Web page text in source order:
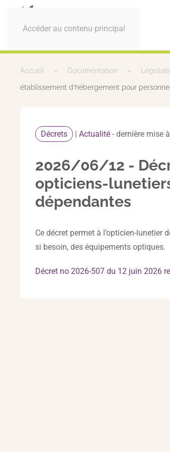
Accéder au contenu principal
Accueil Documentation
établissement d’hébergement pour
Décrets | Actualité - dernière mise
2026/06/12 -
opticiens-
dépendantes
Ce décret permet à l’opticien-lunetier
si besoin, des équipements optiques.
Décret no 2026-507 du 12 juin 2026